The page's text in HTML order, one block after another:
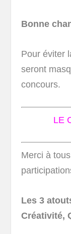
Bonne
Pour éviter
seront
concours.
LE
Merci à
Les 3
Créativité,